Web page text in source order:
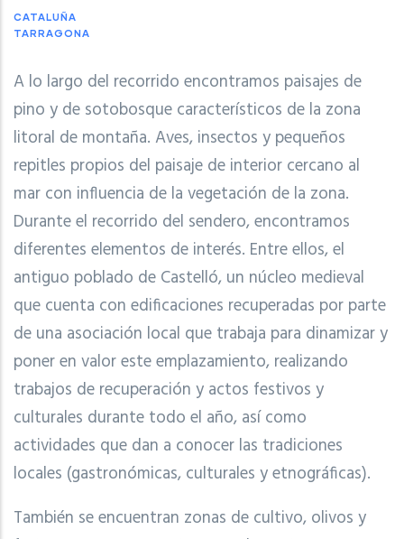
CATALUÑA
TARRAGONA
A lo largo del recorrido encontramos paisajes de
pino y de sotobosque característicos de la zona
litoral de montaña. Aves, insectos y pequeños
repitles propios del paisaje de interior cercano al
mar con influencia de la vegetación de la zona.
Durante el recorrido del sendero, encontramos
diferentes elementos de interés. Entre ellos, el
antiguo poblado de Castelló, un núcleo medieval
que cuenta con edificaciones recuperadas por parte
de una asociación local que trabaja para dinamizar y
poner en valor este emplazamiento, realizando
trabajos de recuperación y actos festivos y
culturales durante todo el año, así como
actividades que dan a conocer las tradiciones
locales (gastronómicas, culturales y etnográficas).
También se encuentran zonas de cultivo, olivos y